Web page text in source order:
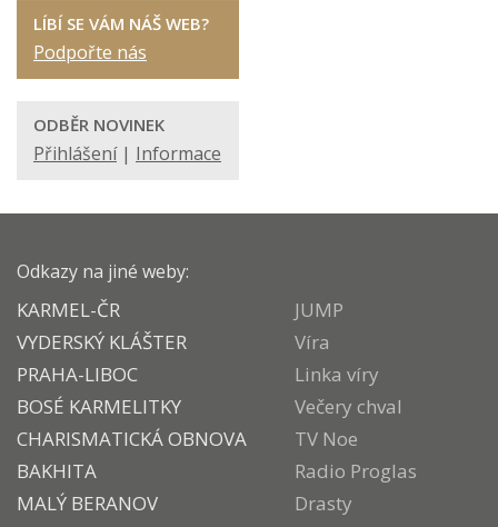
LÍBÍ SE VÁM NÁŠ WEB?
Podpořte nás
ODBĚR NOVINEK
Přihlášení| Informace
Odkazy na jiné weby:
KARMEL-ČR
VYDERSKÝ KLÁŠTER
PRAHA-LIBOC
BOSÉ KARMELITKY
CHARISMATICKÁ OBNOVA
BAKHITA
MALÝ BERANOV
JUMP
Víra
Linka víry
Večery chval
TV Noe
Radio Proglas
Drasty